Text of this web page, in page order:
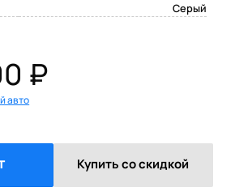
Серый
₽
авто
Купить со скидкой